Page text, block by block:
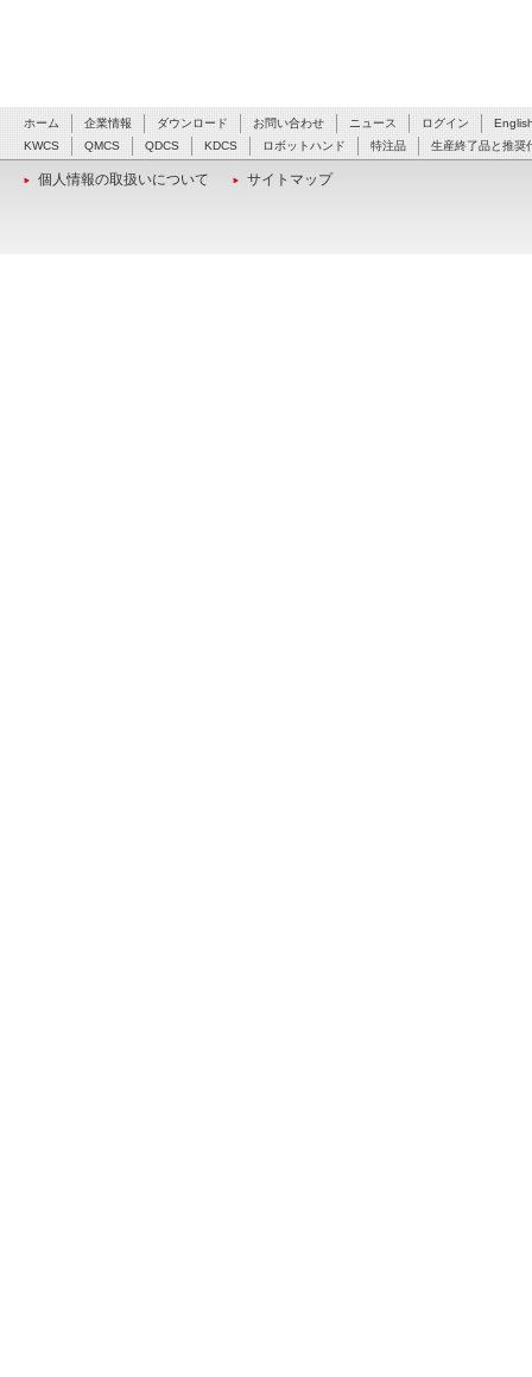
ホーム 企業情報 ダウンロード お問い合わせ ニュース ログイン
KWCS
QMCS QDCS KDCS ロボットハンド 特注品 生産終了品と推奨
個人情報の取扱いについて サイトマップ